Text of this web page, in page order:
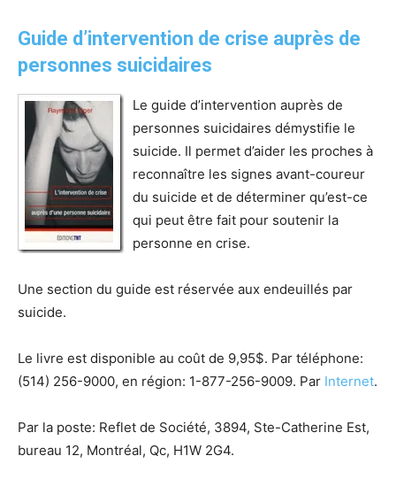
Guide d’intervention de crise auprès de
personnes suicidaires
Le guide d’intervention auprès de
personnes suicidaires démystifie le
suicide. Il permet d’aider les proches à
reconnaître les signes avant-coureur
du suicide et de déterminer qu’est-ce
qui peut être fait pour soutenir la
personne en crise.
Une section du guide est réservée aux endeuillés par
suicide.
Le livre est disponible au coût de 9,95$. Par téléphone:
(514) 256-9000, en région: 1-877-256-9009. Par Internet.
Par la poste: Reflet de Société, 3894, Ste-Catherine Est,
bureau 12, Montréal, Qc, H1W 2G4.